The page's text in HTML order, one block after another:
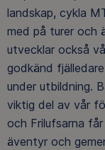
landskap, cykla
med på turer och
utvecklar också
godkänd
under utbildning.
viktig del av vår
och Frilufsarna
äventyr och